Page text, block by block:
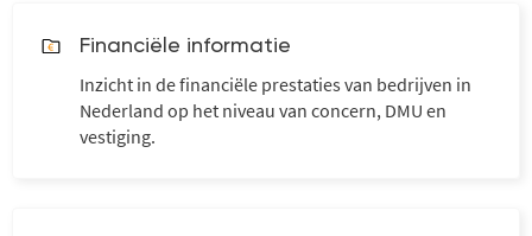
Financiële informatie
Inzicht in de financiële prestaties van bedrijven in
Nederland op het niveau van concern, DMU en
vestiging.